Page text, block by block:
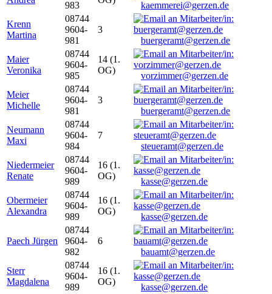
983
kaemmerei@gerzen.de
Krenn
Martina
08744
9604-
981
3
buergeramt@gerzen.de
Maier
Veronika
08744
9604-
985
14 (1.
OG)
vorzimmer@gerzen.de
Meier
Michelle
08744
9604-
981
3
buergeramt@gerzen.de
Neumann
Maxi
08744
9604-
984
7
steueramt@gerzen.de
Niedermeier
Renate
08744
9604-
989
16 (1.
OG)
kasse@gerzen.de
Obermeier
Alexandra
08744
9604-
989
16 (1.
OG)
kasse@gerzen.de
Paech Jürgen
08744
9604-
982
6
bauamt@gerzen.de
Sterr
Magdalena
08744
9604-
989
16 (1.
OG)
kasse@gerzen.de